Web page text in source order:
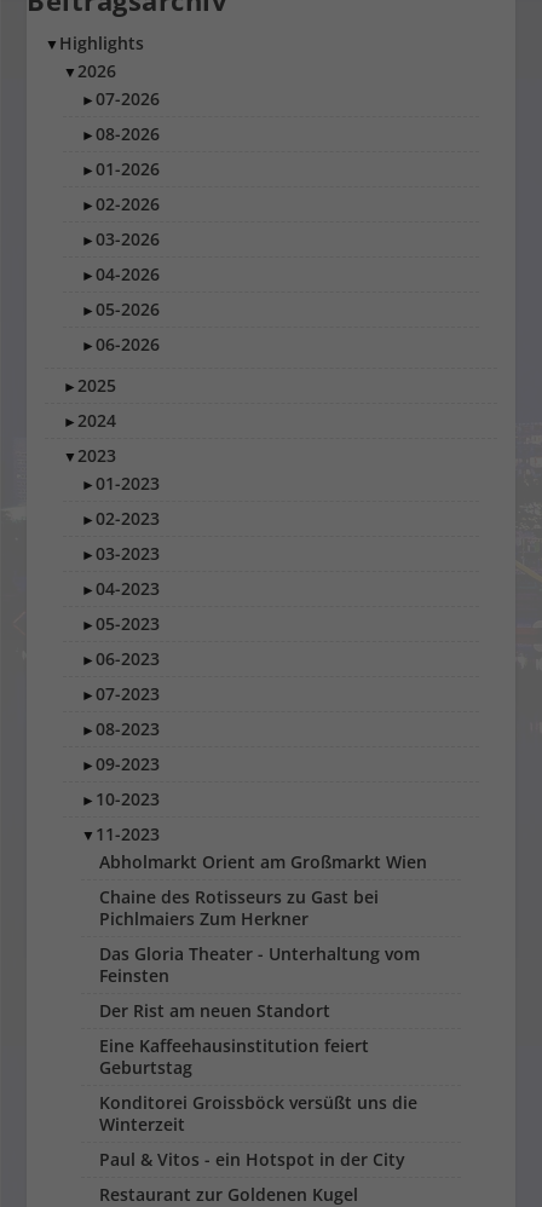
▼ Highlights
▼2026
►07-2026
►08-2026
►01-2026
►02-2026
►03-2026
►04-2026
►05-2026
►06-2026
►2025
►2024
▼2023
►01-2023
►02-2023
►03-2023
►04-2023
►05-2023
►06-2023
►07-2023
►08-2023
►09-2023
► 10-2023
▼ 11-2023
Abholmarkt Orient am Großmarkt Wien
Chaine des Rotisseurs zu Gast bei
Pichlmaiers Zum Herkner
Das Gloria Theater - Unterhaltung vom
Feinsten
Der Rist am neuen Standort
Eine Kaffeehausinstitution feiert
Geburtstag
Konditorei Groissböck versüßt uns die
Winterzeit
Paul & Vitos - ein Hotspot in der City
Restaurant zur Goldenen Kugel